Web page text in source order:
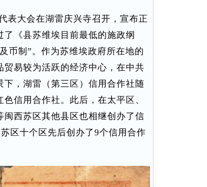
大会在湖雷庆兴寺召开，宣布正
《县苏维埃目前最低的施政纲
币制”。作为苏维埃政府所在地的
易较为活跃的经济中心，在中共
，湖雷（第三区）信用合作社随
信用合作社。此后，在太平区、
西苏区其他县区也相继创办了信
区十个区先后创办了9个信用合作